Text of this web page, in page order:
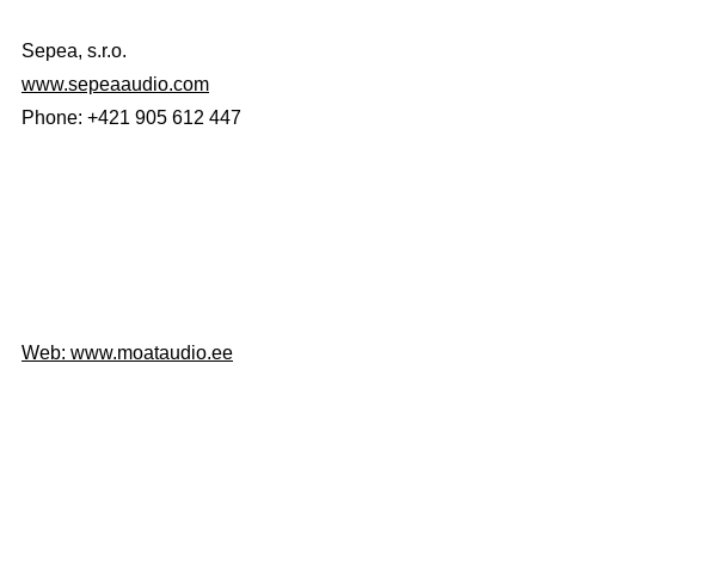
Sepea, s.r.o.
www.sepeaaudio.com
Phone: +421 905 612 447
Web: www.moataudio.ee